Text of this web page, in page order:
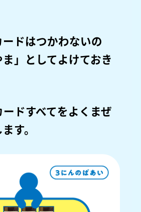
ドはつかわないの
」としてよけておき
ドすべてをよくまぜ
す。